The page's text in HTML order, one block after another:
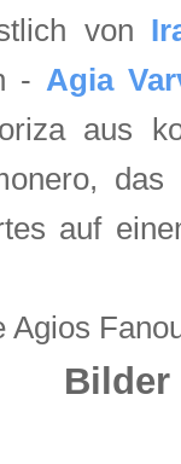
von
- Agia
aus
auf
Agios
Bilder